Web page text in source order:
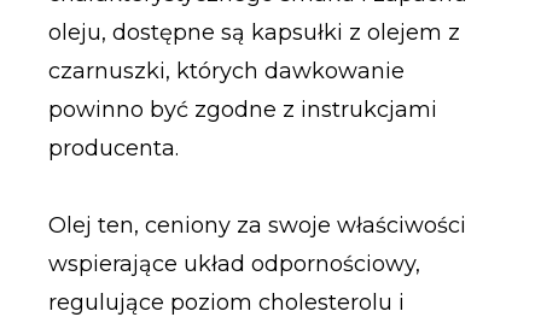
oleju, dostępne są kapsułki z olejem z
czarnuszki, których dawkowanie
powinno być zgodne z instrukcjami
producenta.
Olej ten, ceniony za swoje właściwości
wspierające układ odpornościowy,
regulujące poziom cholesterolu i